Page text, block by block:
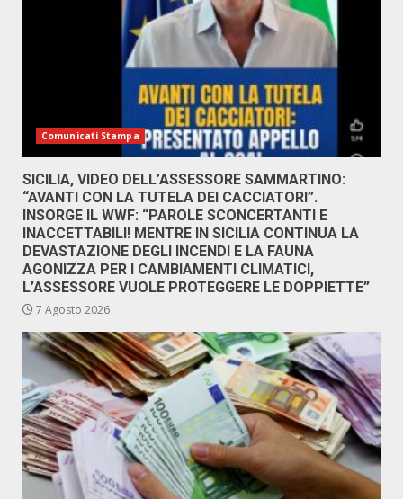
Comunicati Stampa
SICILIA, VIDEO DELL’ASSESSORE SAMMARTINO:
“AVANTI CON LA TUTELA DEI CACCIATORI”.
INSORGE IL WWF: “PAROLE SCONCERTANTI E
INACCETTABILI! MENTRE IN SICILIA CONTINUA LA
DEVASTAZIONE DEGLI INCENDI E LA FAUNA
AGONIZZA PER I CAMBIAMENTI CLIMATICI,
L’ASSESSORE VUOLE PROTEGGERE LE DOPPIETTE”
7 Agosto 2026